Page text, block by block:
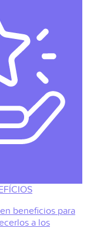
beneficios para
a los